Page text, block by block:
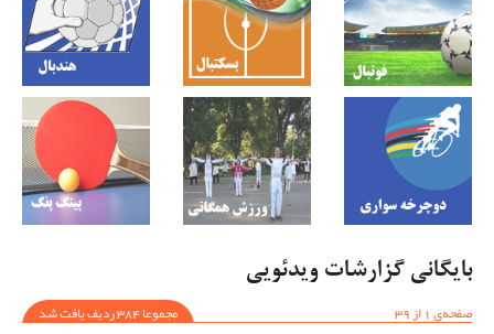
بایگانی گزارشات ویدئویی
صفحه‌ی 1 از 39
مجموعا 384 ردیف یافت شد